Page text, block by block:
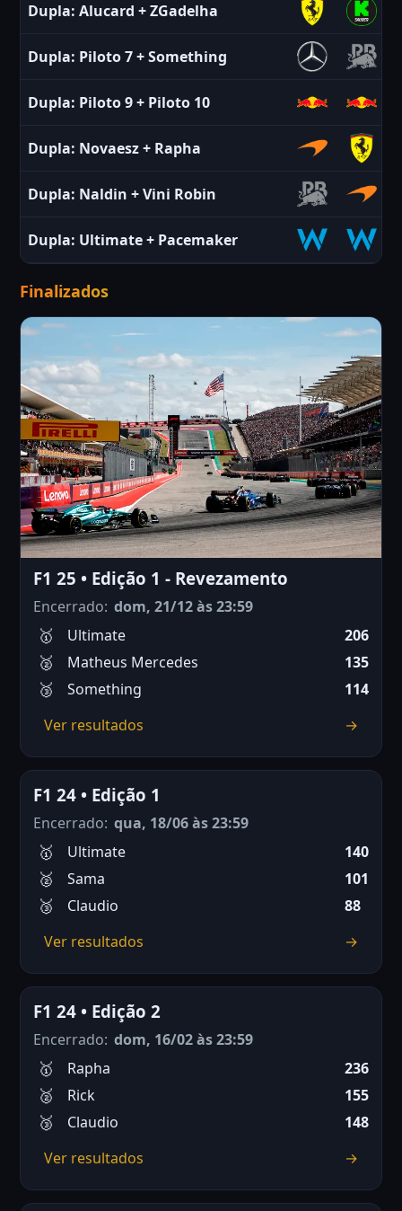
Dupla: Alucard +ZGadelha
Dupla: Piloto 7+Something
Dupla: Piloto 9+ Piloto 10
Dupla: Novaesz+ Rapha
Dupla: Naldin +Vini Robin
Dupla: Ultimate+ Pacemaker
Finalizados
F1 25 • Edição 1 - Revezamento
Encerrado: dom, 21/12 às 23:59
Ultimate
206
Matheus Mercedes
135
Something
114
Ver resultados
→
F1 24 • Edição 1
Encerrado: qua, 18/06 às 23:59
Ultimate
140
Sama
101
Claudio
88
Ver resultados
→
F1 24 • Edição 2
Encerrado: dom, 16/02 às 23:59
Rapha
236
Rick
155
Claudio
148
Ver resultados
→